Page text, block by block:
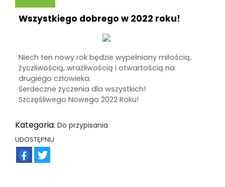
Wszystkiego dobrego w 2022 roku!
Niech ten nowy rok będzie wypełniony miłością,
życzliwością, wrażliwością i otwartością na
drugiego człowieka.
Serdeczne życzenia dla wszystkich!
Szczęśliwego Nowego 2022 Roku!
Kategoria: Do przypisania
UDOSTĘPNIJ